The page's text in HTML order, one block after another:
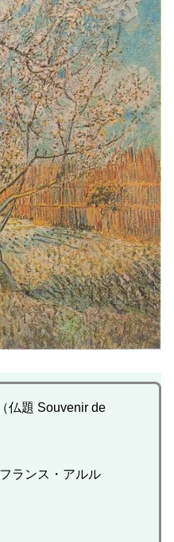
仏題 Souvenir de
ランス・アルル